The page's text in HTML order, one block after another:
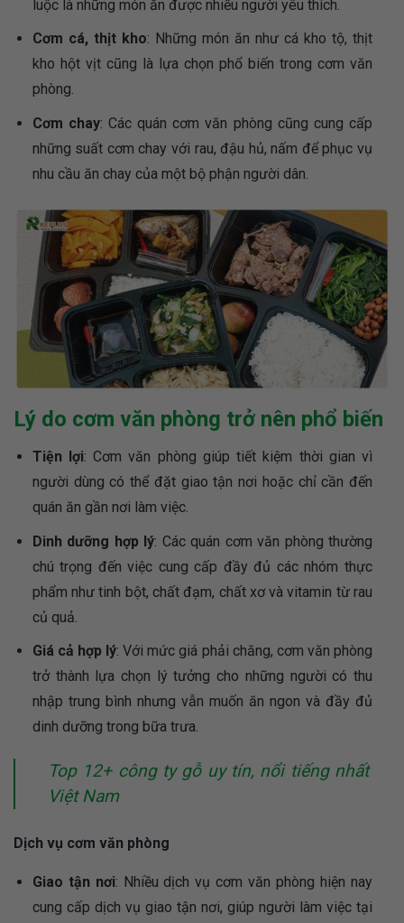
luộc là những món ăn được nhiều người yêu thích.
Cơm cá, thịt kho: Những món ăn như cá kho tộ, thịt
kho hột vịt cũng là lựa chọn phổ biến trong cơm văn
phòng.
Cơm chay: Các quán cơm văn phòng cũng cung cấp
những suất cơm chay với rau, đậu hủ, nấm để phục vụ
nhu cầu ăn chay của một bộ phận người dân.
Lý do cơm văn phòng trở nên phổ biến
Tiện lợi: Cơm văn phòng giúp tiết kiệm thời gian vì
người dùng có thể đặt giao tận nơi hoặc chỉ cần đến
quán ăn gần nơi làm việc.
Dinh dưỡng hợp lý: Các quán cơm văn phòng thường
chú trọng đến việc cung cấp đầy đủ các nhóm thực
phẩm như tinh bột, chất đạm, chất xơ và vitamin từ rau
củ quả.
Giá cả hợp lý: Với mức giá phải chăng, cơm văn phòng
trở thành lựa chọn lý tưởng cho những người có thu
nhập trung bình nhưng vẫn muốn ăn ngon và đầy đủ
dinh dưỡng trong bữa trưa.
Top 12+ công ty gỗ uy tín, nổi tiếng nhất
Việt Nam
Dịch vụ cơm văn phòng
Giao tận nơi: Nhiều dịch vụ cơm văn phòng hiện nay
cung cấp dịch vụ giao tận nơi, giúp người làm việc tại